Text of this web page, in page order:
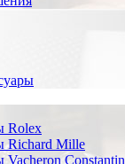
Rolex
Richard Mille
Constantin